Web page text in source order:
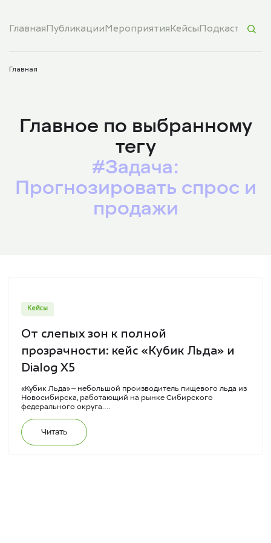
Главная Публикации Мероприятия Кейсы Подкасты
Главная
Главное по выбранному
тегу
#Задача:
Прогнозировать спрос и
продажи
Кейсы
От слепых зон к полной
прозрачности: кейс «Кубик Льда» и
Dialog X5
«Кубик Льда» — небольшой производитель пищевого льда из
Новосибирска, работающий на рынке Сибирского
федерального округа….
Читать